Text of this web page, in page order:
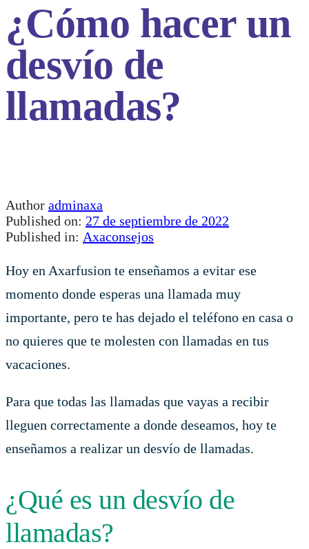
¿Cómo hacer un
desvío de
llamadas?
Author adminaxa
Published on: 27 de septiembre de 2022
Published in: Axaconsejos
Hoy en Axarfusion te enseñamos a evitar ese
momento donde esperas una llamada muy
importante, pero te has dejado el teléfono en casa o
no quieres que te molesten con llamadas en tus
vacaciones.
Para que todas las llamadas que vayas a recibir
lleguen correctamente a donde deseamos, hoy te
enseñamos a realizar un desvío de llamadas.
¿Qué es un desvío de
llamadas?